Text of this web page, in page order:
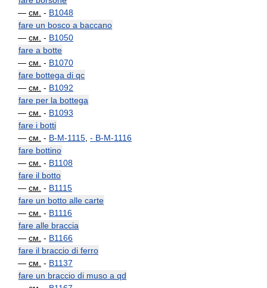
— см. - B1048
fare un bosco a baccano
— см. - B1050
fare a botte
— см. - B1070
fare bottega di qc
— см. - B1092
fare per la bottega
— см. - B1093
fare i botti
— см. - B-M-1115 - B-M-1116
fare bottino
— см. - B1108
fare il botto
— см. - B1115
fare un botto alle carte
— см. - B1116
fare alle braccia
— см. - B1166
fare il braccio di ferro
— см. - B1137
fare un braccio di muso a qd